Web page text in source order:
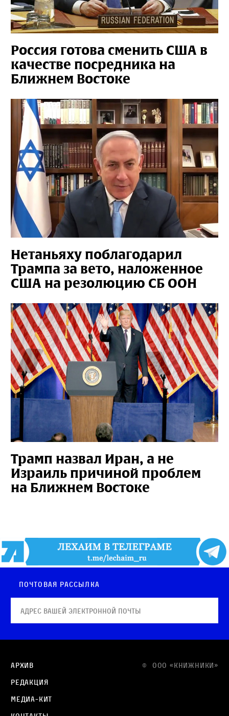
Россия готова сменить США в
качестве посредника на
Ближнем Востоке
Нетаньяху поблагодарил
Трампа за вето, наложенное
США на резолюцию СБ ООН
Трамп назвал Иран, а не
Израиль причиной проблем
на Ближнем Востоке
Почтовая рассылка
© OOO «КНИЖНИКИ»
Архив
Редакция
Медиа-кит